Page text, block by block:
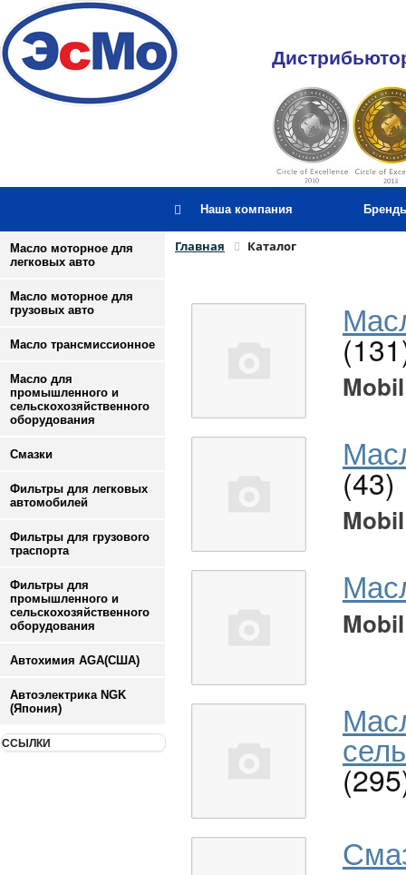
Наша компания
Масло моторное для
легковых авто
Масло моторное для
грузовых авто
Масло трансмиссионное
Масло для
промышленного и
сельскохозяйственного
оборудования
Смазки
Фильтры для легковых
автомобилей
Фильтры для грузового
траспорта
Фильтры для
промышленного и
сельскохозяйственного
оборудования
Автохимия AGA(США)
Автоэлектрика NGK
(Япония)
ССЫЛКИ
Главная Каталог
Mobil
(43)
Mobil
Mobil